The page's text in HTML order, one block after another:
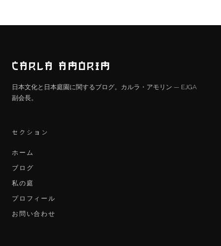
CARLA AMORIM
日本文化と日本庭園に関するブログ。カルラ・アモリン — EJGA
副会長。
セクション
ホーム
ブログ
私の庭
プロフィール
お問い合わせ